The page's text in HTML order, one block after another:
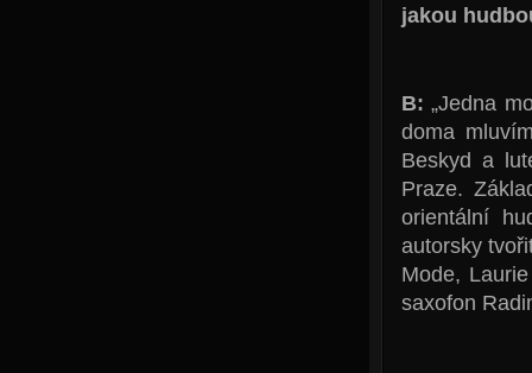
jakou
B:„Jedna
doma
Beskyd a
Praze.
orientální
autorsky
Mode,
saxofon